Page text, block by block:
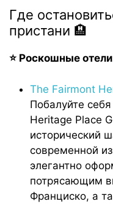
Где
пристани 🏨
⭐ Роскошные
The Fairmont
Побалуйте
Heritage Place
исторический
современной
элегантно
потрясающим
Франциско, а